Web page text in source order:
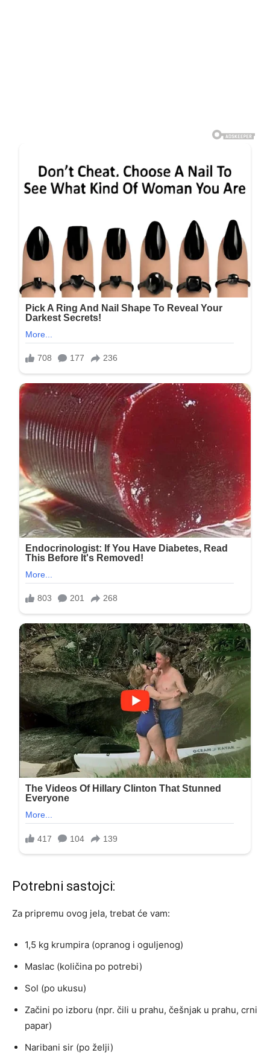
Potrebni sastojci:
Za pripremu ovog jela, trebat će vam:
1,5 kg krumpira (opranog i oguljenog)
Maslac (količina po potrebi)
Sol (po ukusu)
Začini po izboru (npr. čili u prahu, češnjak u prahu, crni
papar)
Naribani sir (po želji)